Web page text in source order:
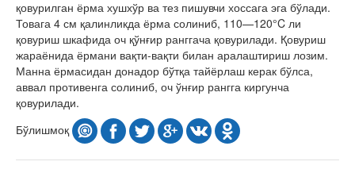
қовурилган ёрма хушхўр ва тез пишувчи хоссага эга бўлади.
Товага 4 см қалинликда ёрма солиниб, 110—120°C ли
қовуриш шкафида оч қўнғир ранггача қовурилади. Қовуриш
жараёнида ёрмани вақти-вақти билан аралаштириш лозим.
Манна ёрмасидан донадор бўтқа тайёрлаш керак бўлса,
аввал противенга солиниб, оч ўнғир рангга киргунча
қовурилади.
Бўлишмоқ